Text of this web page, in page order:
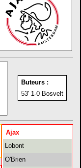
Buteurs :
53' 1-0 Bosvelt
Ajax
Lobont
O'Brien